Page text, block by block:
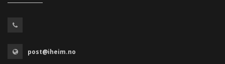
post@iheim.no